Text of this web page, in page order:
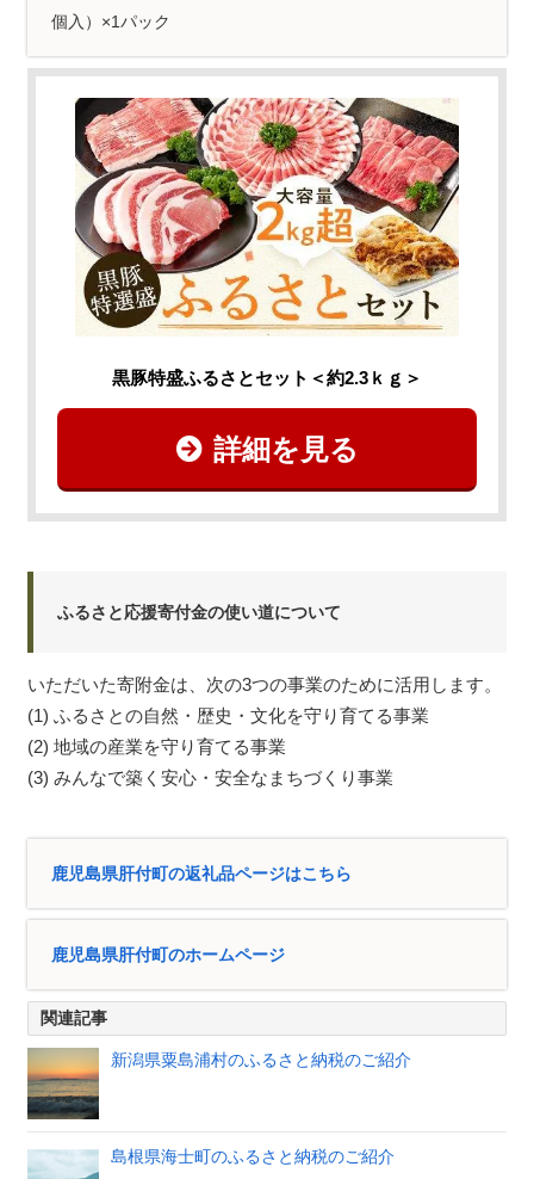
個入）×1パック
黒豚特盛ふるさとセット＜約2.3ｋｇ＞
詳細を見る
ふるさと応援寄付金の使い道について
いただいた寄附金は、次の3つの事業のために活用します。
(1) ふるさとの自然・歴史・文化を守り育てる事業
(2) 地域の産業を守り育てる事業
(3) みんなで築く安心・安全なまちづくり事業
鹿児島県肝付町の返礼品ページはこちら
鹿児島県肝付町のホームページ
関連記事
新潟県粟島浦村のふるさと納税のご紹介
島根県海士町のふるさと納税のご紹介